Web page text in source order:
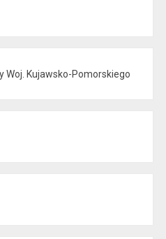
Woj. Kujawsko-Pomorskiego